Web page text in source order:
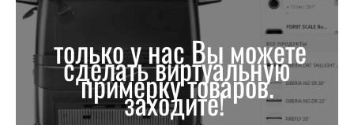
только у нас Вы можете
сделать виртуальную
примерку товаров.
заходите!